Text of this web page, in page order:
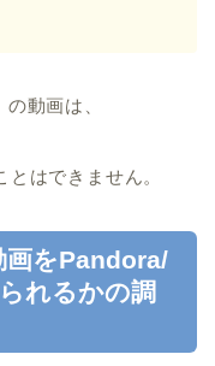
動画は、
はできません。
画をPandora/
れるかの調